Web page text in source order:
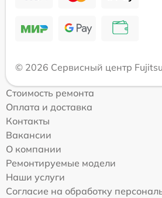
© 2026 Сервисный центр Fujitsu
Стоимость ремонта
Оплата и доставка
Контакты
Вакансии
О компании
Ремонтируемые модели
Наши услуги
Согласие на обработку